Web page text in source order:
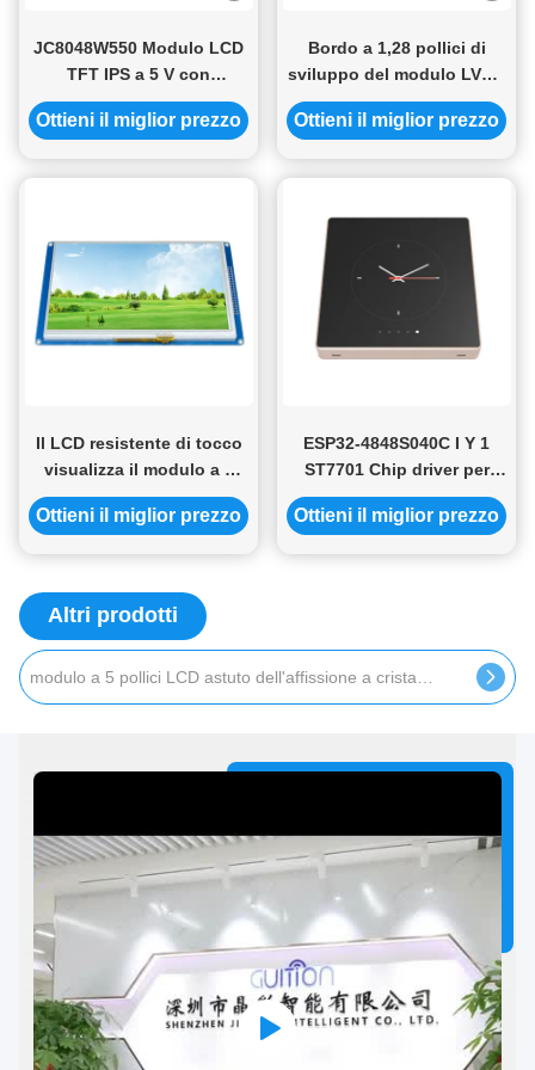
JC8048W550 Modulo LCD
TFT IPS a 5 V con
consumo di energia
320mA
Ottieni il miglior prezzo
Bordo a 1,28 pollici di
sviluppo del modulo LVGL
dello schermo
dell'affissione a cristalli
Tft dell'esposizione delle
Ottieni il miglior prezzo
Il LCD resistente di tocco
visualizza il modulo a 7
pollici 800x480 Ssd1963
dell'affissione a cristalli
Ottieni il miglior prezzo
ESP32-4848S040C I Y 1
ST7701 Chip driver per
applicazioni IoT ad alto
standard
Ottieni il miglior prezzo
Altri prodotti